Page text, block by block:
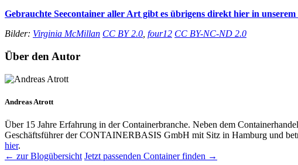
Gebrauchte Seecontainer aller Art gibt es übrigens direkt hier in
Bilder: Virginia McMillan CC BY 2.0 four12 CC BY-NC-ND 2.0
Über den Autor
Andreas Atrott
Über 15 Jahre Erfahrung in der Containerbranche. Neben dem
Geschäftsführer der CONTAINERBASIS GmbH mit Sitz in Hamburg und
hier.
← zur Blogübersicht Jetzt passenden Container finden →